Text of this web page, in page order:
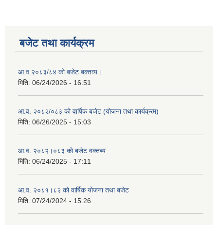
बजेट तथा कार्यक्रम
आ.व.२०८३/८४ को बजेट बक्तव्य।
मिति: 06/24/2026 - 16:51
आ.व. २०८२/०८३ को वार्षिक बजेट (योजना तथा कार्यक्रम)
मिति: 06/26/2025 - 15:03
आ.व. २०८२।०८३ को बजेट वक्तब्य
मिति: 06/24/2025 - 17:11
आ.व. २०८१।८२ को वार्षिक योजना तथा बजेट
मिति: 07/24/2024 - 15:26